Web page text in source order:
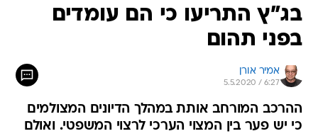
בג"ץ התריעו כי הם עומדים
בפני תהום
אמיר אורן
5.5.2020 / 6:27
ההרכב המורחב אותת במהלך הדיונים המצולמים
כי יש פער בין המצוי הערכי לרצוי המשפטי. ואולם